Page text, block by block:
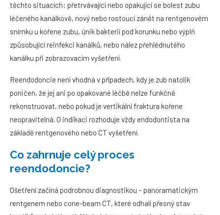
těchto situacích: přetrvávající nebo opakující se bolest zubu
léčeného kanálkově, nový nebo rostoucí zánět na rentgenovém
snímku u kořene zubu, únik bakterií pod korunku nebo výplň
způsobující reinfekci kanálků, nebo nález přehlédnutého
kanálku při zobrazovacím vyšetření.
Reendodoncie není vhodná v případech, kdy je zub natolik
poničen, že jej ani po opakované léčbě nelze funkčně
rekonstruovat, nebo pokud je vertikální fraktura kořene
neopravitelná. O indikaci rozhoduje vždy endodontista na
základě rentgenového nebo CT vyšetření.
Co zahrnuje celý proces
reendodoncie?
Ošetření začíná podrobnou diagnostikou – panoramatickým
rentgenem nebo cone-beam CT, které odhalí přesný stav